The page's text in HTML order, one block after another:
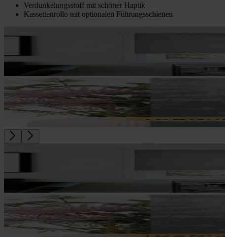
Verdunkelungsstoff mit schöner Haptik
Kassettenrollo mit optio­nalen Führungs­schienen